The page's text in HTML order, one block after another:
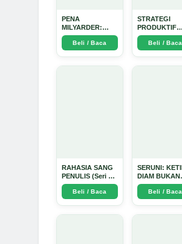
PENA
MILYARDER:
Kisah, Rahasia
Sukses, dan
Panduan Menjadi
Beli / Baca
STRATEGI
PRODUKTIF
MENULIS
UPDATE - Arda
Dinata
Beli / Baca
RAHASIA SANG
PENULIS (Seri 1)
- Arda Dinata
Beli / Baca
SERUNI:
DIAM BUKAN
LAGI
Arda Dinata
Beli / Baca